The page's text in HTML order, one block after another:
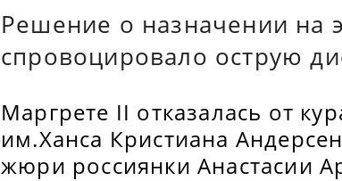
Решение о назначении на
спровоцировало острую
Маргрете II отказалась от
им.Ханса Кристиана
жюри россиянки Анастасии